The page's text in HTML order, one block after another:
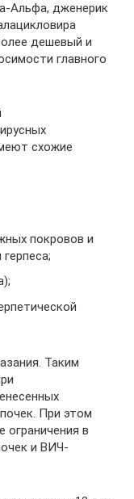
Альфа, дженерик
дешевый и
главного
схожие
покровов и
Таким
При этом
ограничения в
и ВИЧ-